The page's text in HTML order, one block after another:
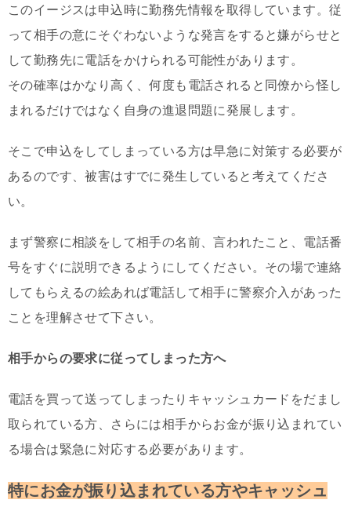
このイージスは申込時に勤務先情報を取得しています。従
って相手の意にそぐわないような発言をすると嫌がらせと
して勤務先に電話をかけられる可能性があります。
その確率はかなり高く、何度も電話されると同僚から怪し
まれるだけではなく自身の進退問題に発展します。
そこで申込をしてしまっている方は早急に対策する必要が
あるのです、被害はすでに発生していると考えてくださ
い。
まず警察に相談をして相手の名前、言われたこと、電話番
号をすぐに説明できるようにしてください。その場で連絡
してもらえるの絵あれば電話して相手に警察介入があった
ことを理解させて下さい。
相手からの要求に従ってしまった方へ
電話を買って送ってしまったりキャッシュカードをだまし
取られている方、さらには相手からお金が振り込まれてい
る場合は緊急に対応する必要があります。
特にお金が振り込まれている方やキャッシュ